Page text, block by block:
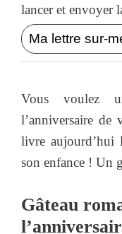
lancer et envoyer
Ma lettre sur-
Vous voulez
l’anniversaire de
livre aujourd’hui
son enfance ! Un
Gâteau